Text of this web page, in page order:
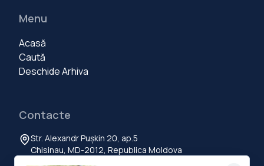
Menu
Acasă
Caută
Deschide Arhiva
Contacte
Str. Alexandr Pușkin 20, ap.5
Chisinau, MD-2012, Republica Moldova